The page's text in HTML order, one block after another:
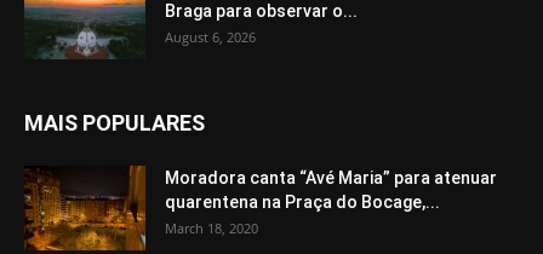
Braga para observar o...
August 6, 2026
MAIS POPULARES
Moradora canta “Avé Maria” para atenuar
quarentena na Praça do Bocage,...
March 18, 2020